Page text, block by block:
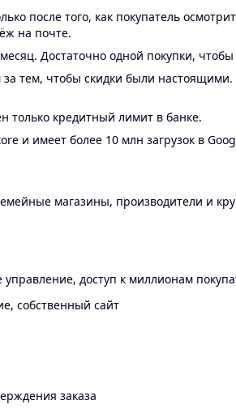
после того, как покупатель
на почте.
Достаточно одной покупки, чтобы
тем, чтобы скидки были
только кредитный лимит в банке.
и имеет более 10 млн загрузок в
магазины, производители и
доступ к миллионам
собственный сайт
заказа